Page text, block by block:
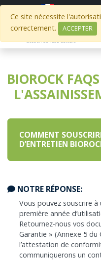
BIOROCK
COMMENT
D’ENTRETIEN
NOTRE RÉPONSE:
Vous pouvez souscrire
première année
Retournez-nous vos
Garantie » (Annexe 5 du
l’attestation de
communiquerons un
Ce site nécessite
correctement.
ACCEPTER